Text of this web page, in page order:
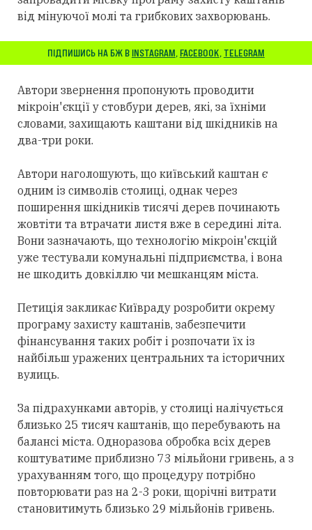
від мінуючої молі та грибкових захворювань.
ПІДПИШИСЬ НА БЖ В INSTAGRAM, FACEBOOK, TELEGRAM
Автори звернення пропонують проводити
мікроін'єкції у стовбури дерев, які, за їхніми
словами, захищають каштани від шкідників на
два-три роки.
Автори наголошують, що київський каштан є
одним із символів столиці, однак через
поширення шкідників тисячі дерев починають
жовтіти та втрачати листя вже в середині літа.
Вони зазначають, що технологію мікроін'єкцій
уже тестували комунальні підприємства, і вона
не шкодить довкіллю чи мешканцям міста.
Петиція закликає Київраду розробити окрему
програму захисту каштанів, забезпечити
фінансування таких робіт і розпочати їх із
найбільш уражених центральних та історичних
вулиць.
За підрахунками авторів, у столиці налічується
близько 25 тисяч каштанів, що перебувають на
балансі міста. Одноразова обробка всіх дерев
коштуватиме приблизно 73 мільйони гривень, а з
урахуванням того, що процедуру потрібно
повторювати раз на 2-3 роки, щорічні витрати
становитимуть близько 29 мільйонів гривень.